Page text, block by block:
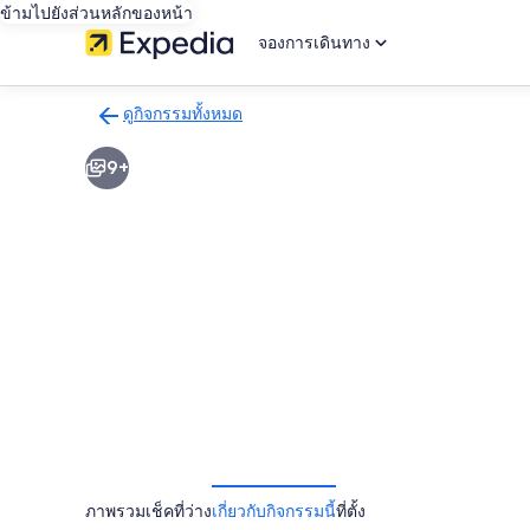
ข้ามไปยังส่วนหลักของหน้า
จองการเดินทาง
ดูกิจกรรมทั้งหมด
ไป
ยัง
9+
ภาพรวมเช็คที่ว่างเกี่ยวกับกิจกรรมนี้ที่ตั้ง